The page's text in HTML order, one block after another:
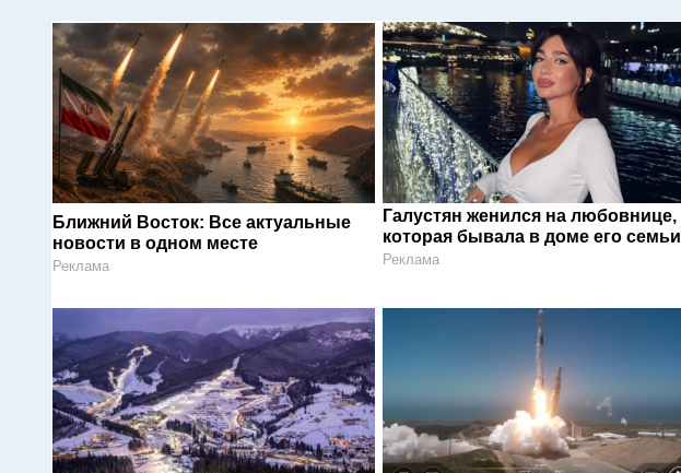
Ближний Восток: Все актуальные
новости в одном месте
Реклама
Галустян женился на любовнице,
которая бывала в доме его семьи
Реклама